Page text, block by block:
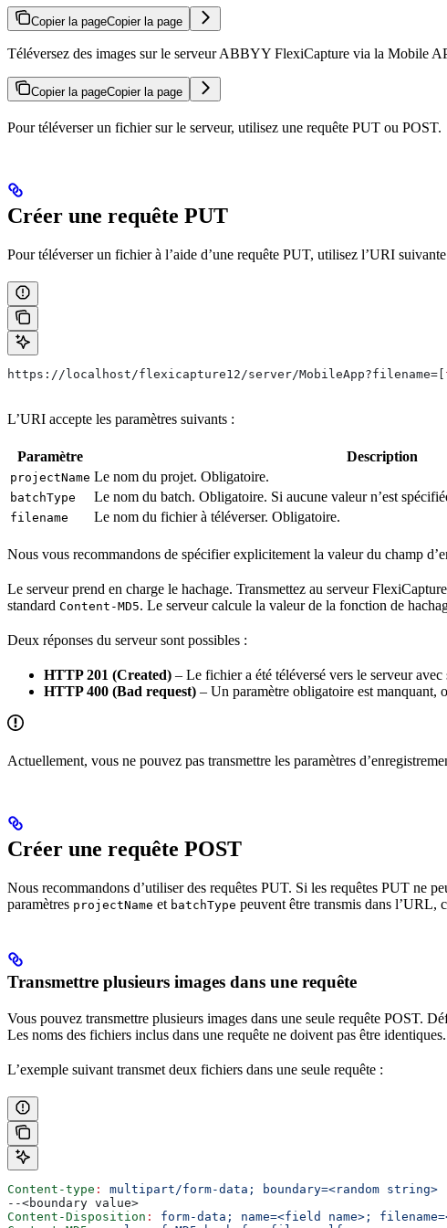
Copier la pageCopier la page
Téléversez des images sur le serveur ABBYY FlexiCapture via la Mobile
Copier la pageCopier la page
Pour téléverser un fichier sur le serveur, utilisez une requête PUT ou POST.
Créer une requête PUT
Pour téléverser un fichier à l’aide d’une requête PUT, utilisez l’URI
https://localhost/flexicapture12/server/MobileApp?filename=[
L’URI accepte les paramètres suivants :
Paramètre Description
projectName Le nom du projet. Obligatoire.
batchType Le nom du batch. Obligatoire. Si aucune valeur n’est
filename Le nom du fichier à téléverser. Obligatoire.
Nous vous recommandons de spécifier explicitement la valeur du champ
Le serveur prend en charge le hachage. Transmettez au serveur
standard Content-MD5. Le serveur calcule la valeur de la fonction de
Deux réponses du serveur sont possibles :
HTTP 201 (Created) – Le fichier a été téléversé vers le serveur avec
HTTP 400 (Bad request) – Un paramètre obligatoire est manquant,
Actuellement, vous ne pouvez pas transmettre les paramètres
Créer une requête POST
Nous recommandons d’utiliser des requêtes PUT. Si les requêtes PUT ne
paramètres projectName et batchType peuvent être transmis dans l’URL,
Transmettre plusieurs images dans une requête
Vous pouvez transmettre plusieurs images dans une seule requête POST.
Les noms des fichiers inclus dans une requête ne doivent pas être identiques.
L’exemple suivant transmet deux fichiers dans une seule requête :
Content-type :
multipart/form-data; boundary=<random string>
--<boundary value>
Content-Disposition :
form-data; name=<field name>;